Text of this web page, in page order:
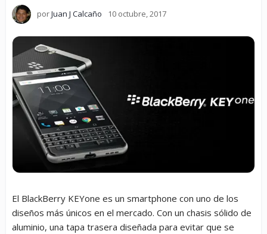
porJuan J Calcaño 10 octubre, 2017
El BlackBerry KEYone es un smartphone con uno de los
diseños más únicos en el mercado. Con un chasis sólido de
aluminio, una tapa trasera diseñada para evitar que se